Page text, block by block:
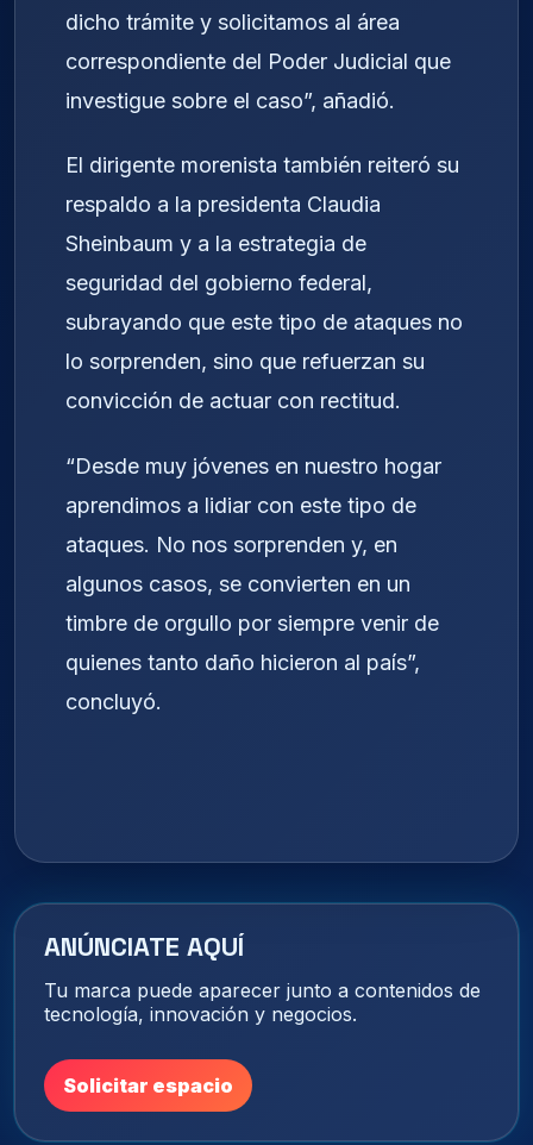
dicho trámite y solicitamos al área
correspondiente del Poder Judicial que
investigue sobre el caso”, añadió.
El dirigente morenista también reiteró su
respaldo a la presidenta Claudia
Sheinbaum y a la estrategia de
seguridad del gobierno federal,
subrayando que este tipo de ataques no
lo sorprenden, sino que refuerzan su
convicción de actuar con rectitud.
“Desde muy jóvenes en nuestro hogar
aprendimos a lidiar con este tipo de
ataques. No nos sorprenden y, en
algunos casos, se convierten en un
timbre de orgullo por siempre venir de
quienes tanto daño hicieron al país”,
concluyó.
ANÚNCIATE AQUÍ
Tu marca puede aparecer junto a contenidos de
tecnología, innovación y negocios.
Solicitar espacio